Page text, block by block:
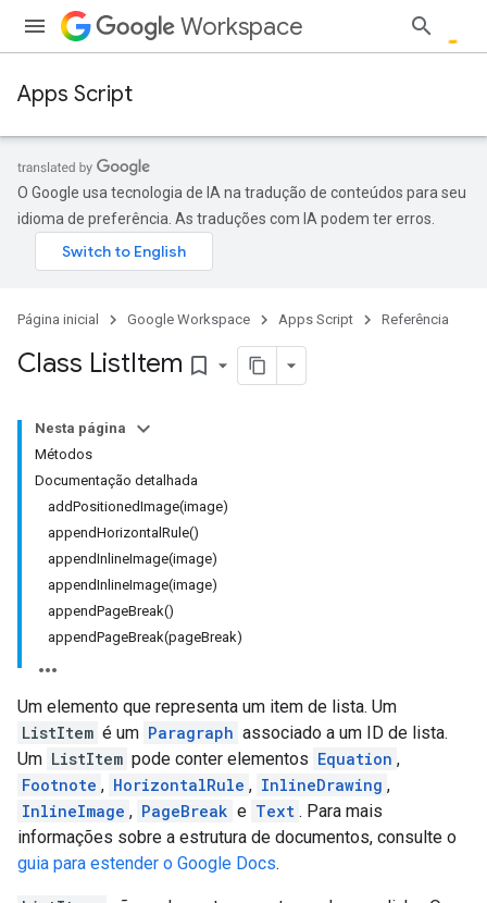
Workspace
Apps Script
O Google usa tecnologia de IA na tradução de conteúdos para seu
idioma de preferência. As traduções com IA podem ter erros.
Página inicial Google Workspace Apps Script Referência
Class ListItem bookmark_border
Nesta página
Métodos
Documentação detalhada
addPositionedImage(image)
appendHorizontalRule()
appendInlineImage(image)
appendInlineImage(image)
appendPageBreak()
appendPageBreak(pageBreak)
Um elemento que representa um item de lista. Um
ListItem é um Paragraph associado a um ID de lista.
Um ListItem pode conter elementos Equation ,
Footnote , HorizontalRule , InlineDrawing ,
InlineImage , PageBreak e Text . Para mais
informações sobre a estrutura de documentos, consulte o
guia para estender o Google Docs.